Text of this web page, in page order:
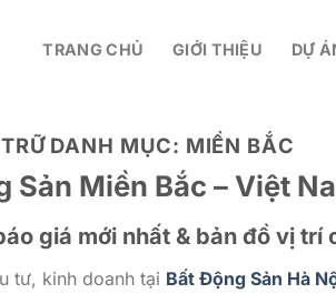
TRANG CHỦ GIỚI THIỆU DỰ
DANH MỤC: MIỀN BẮC
Sản Miền Bắc – Việt
giá mới nhất & bản đồ vị trí
tư, kinh doanh tại Bất Động Sản Hà